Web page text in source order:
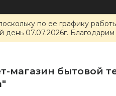
по ее графику
день 07.07.2026г.
магазин бытовой